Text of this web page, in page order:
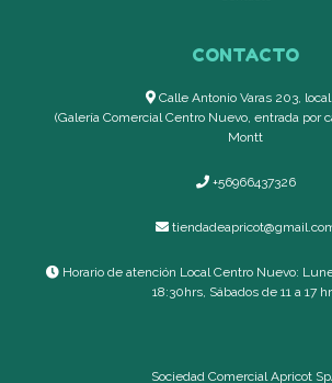
CONTACTO
Calle Antonio Varas 203, local
(Galería Comercial Centro Nuevo, entrada por
Montt
+56966437326
Horario de atención Local Centro Nuevo:
18:30hrs, Sábados de 11 a 17
Sociedad Comercial Apricot